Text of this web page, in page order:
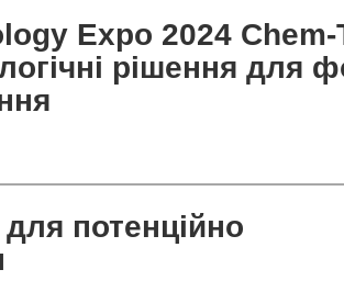
Expo 2024 Chem-
рішення для
потенційно